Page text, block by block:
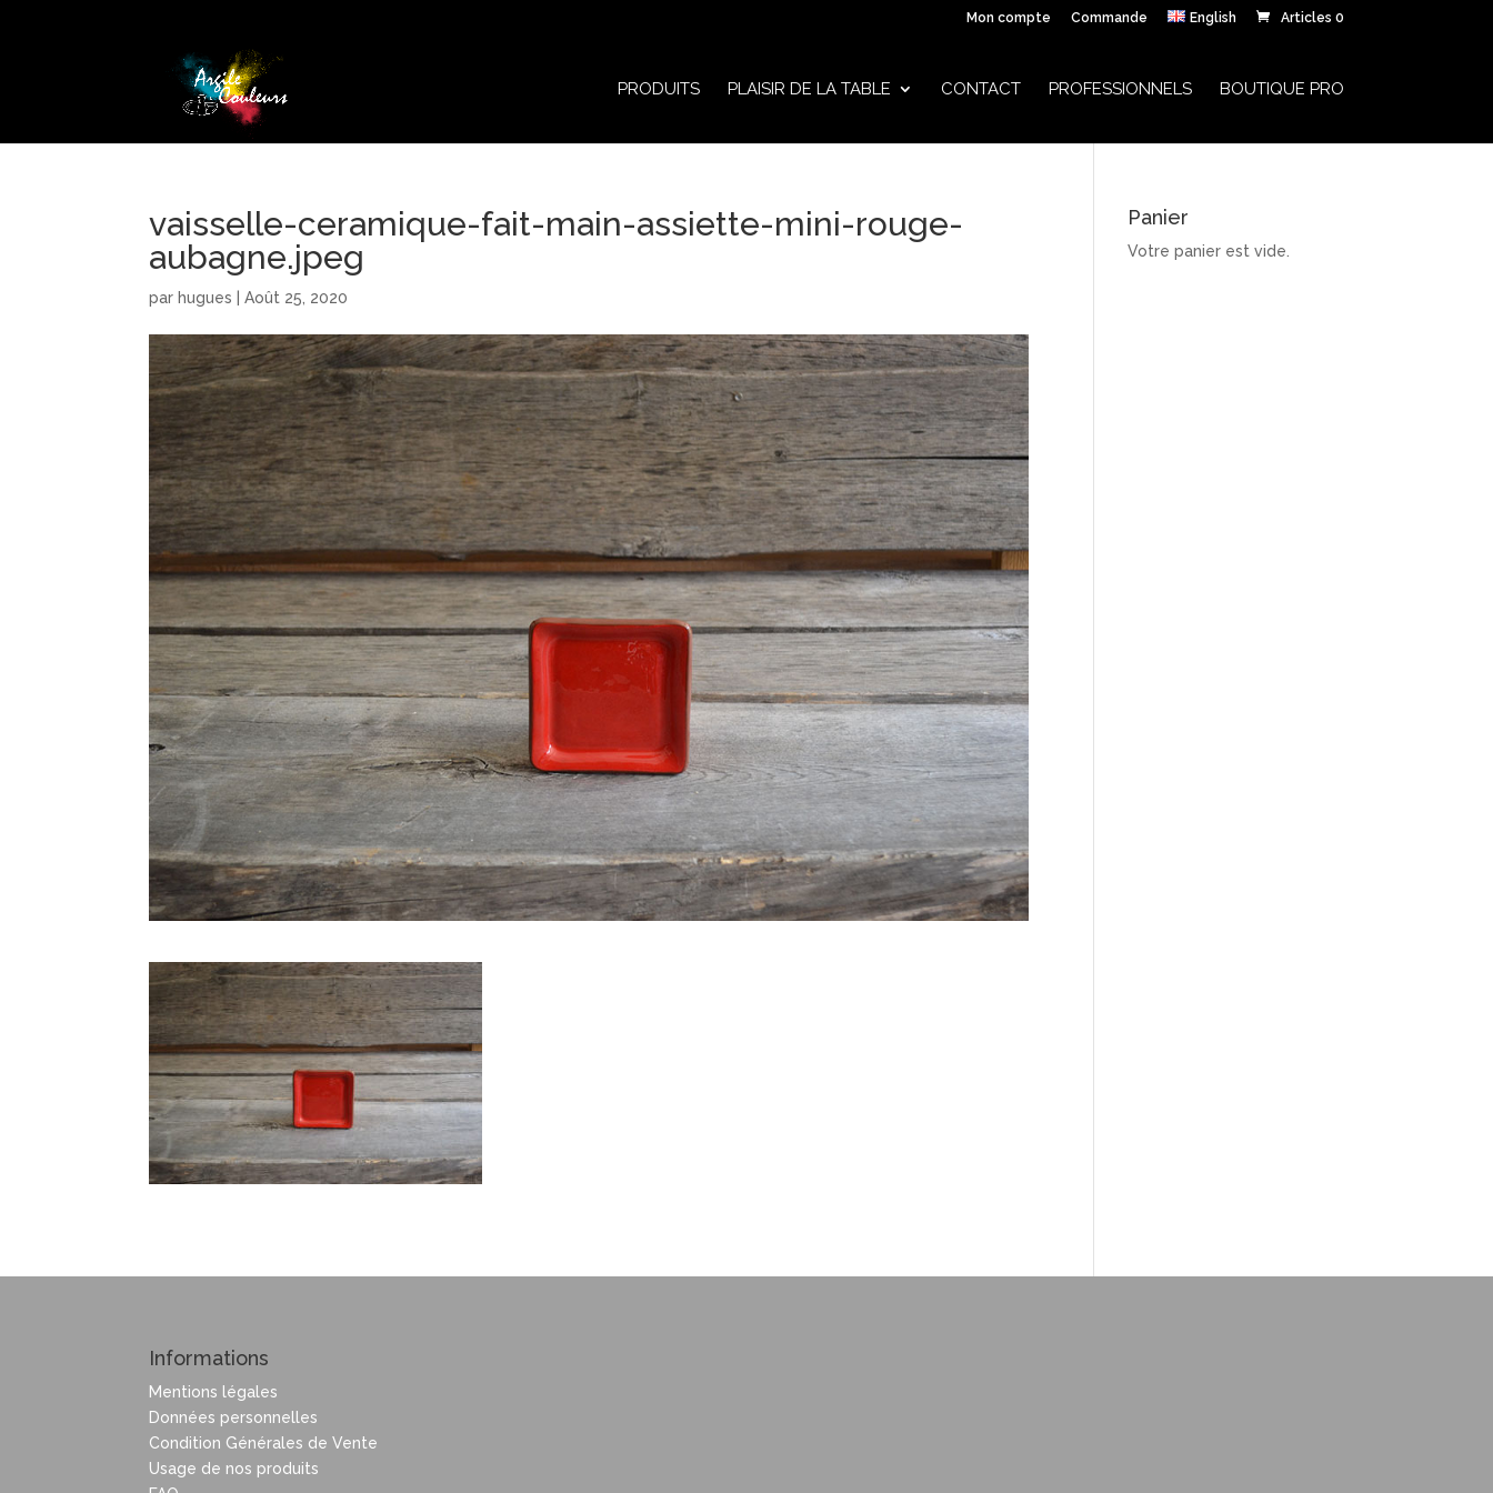
Mon compte Commande English Articles 0
PRODUITS PLAISIR DE LA TABLE CONTACT PROFESSIONNELS BOUTIQUE PRO
vaisselle-ceramique-fait-main-assiette-mini-rouge-
aubagne.jpeg
par hugues |Août 25, 2020
Panier
Votre panier est vide.
Informations
Mentions légales
Données personnelles
Condition Générales de Vente
Usage de nos produits